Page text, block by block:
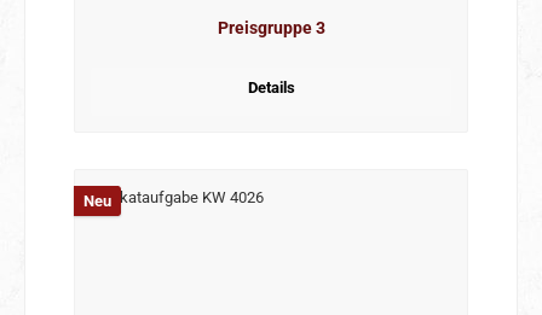
Preisgruppe 3
Details
Neu